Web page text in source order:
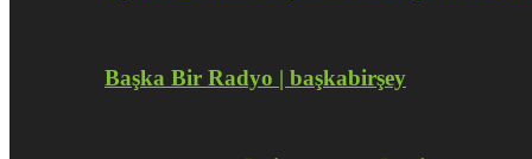
Başka Bir Radyo | başkabirşey